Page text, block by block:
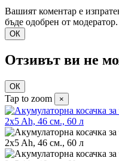
Вашият коментар е
бъде одобрен от модератор.
ОК
Отзивът ви не
ОК
Tap to zoom ×